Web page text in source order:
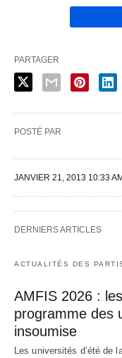
PARTAGER
POSTÉ PAR
JANVIER 21, 2013 10:33
DERNIERS ARTICLES
ACTUALITÉS DES
AMFIS 2026 :
programme des
insoumise
Les universités d’été de